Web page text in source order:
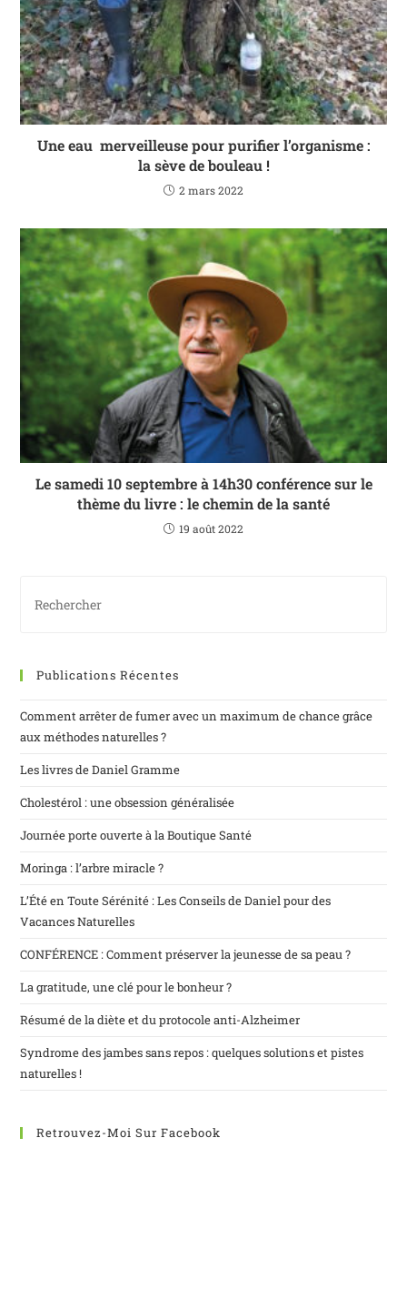
Une eau merveilleuse pour purifier l’organisme :
la sève de bouleau !
2 mars 2022
Le samedi 10 septembre à 14h30 conférence sur le
thème du livre : le chemin de la santé
19 août 2022
Publications Récentes
Comment arrêter de fumer avec un maximum de chance grâce
aux méthodes naturelles ?
Les livres de Daniel Gramme
Cholestérol : une obsession généralisée
Journée porte ouverte à la Boutique Santé
Moringa : l’arbre miracle ?
L’Été en Toute Sérénité : Les Conseils de Daniel pour des
Vacances Naturelles
CONFÉRENCE : Comment préserver la jeunesse de sa peau ?
La gratitude, une clé pour le bonheur ?
Résumé de la diète et du protocole anti-Alzheimer
Syndrome des jambes sans repos : quelques solutions et pistes
naturelles !
Retrouvez-Moi Sur Facebook